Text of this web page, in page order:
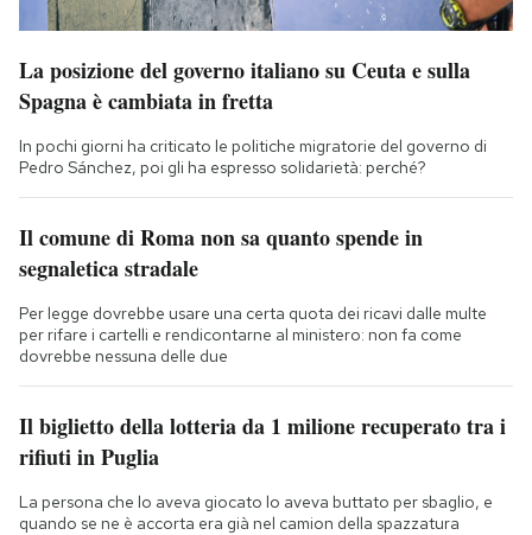
La posizione del governo italiano su Ceuta e sulla
Spagna è cambiata in fretta
In pochi giorni ha criticato le politiche migratorie del governo di
Pedro Sánchez, poi gli ha espresso solidarietà: perché?
Il comune di Roma non sa quanto spende in
segnaletica stradale
Per legge dovrebbe usare una certa quota dei ricavi dalle multe
per rifare i cartelli e rendicontarne al ministero: non fa come
dovrebbe nessuna delle due
Il biglietto della lotteria da 1 milione recuperato tra i
rifiuti in Puglia
La persona che lo aveva giocato lo aveva buttato per sbaglio, e
quando se ne è accorta era già nel camion della spazzatura